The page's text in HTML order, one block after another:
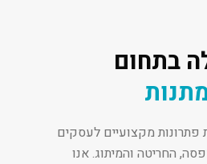
בתחום
מקצועיים לעסקים
החריטה והמיתוג. אנו